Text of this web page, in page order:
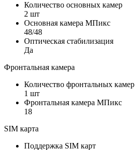
Количество основных камер
2 шт
Основная камера МПикс
48/48
Оптическая стабилизация
Да
Фронтальная камера
Количество фронтальных камер
1 шт
Фронтальная камера МПикс
18
SIM карта
Поддержка SIM карт